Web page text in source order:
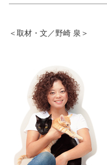
＜取材・文／野崎 泉＞